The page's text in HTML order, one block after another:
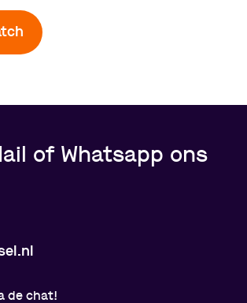
of Whatsapp ons
de chat!